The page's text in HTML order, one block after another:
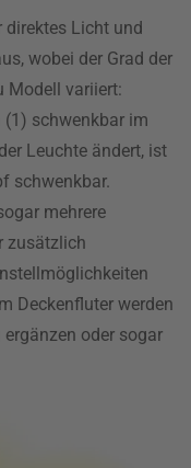
direktes Licht und
wobei der Grad der
Modell variiert:
(1) schwenkbar im
Leuchte ändert, ist
schwenkbar.
mehrere
zusätzlich
Deckenfluter werden
oder sogar